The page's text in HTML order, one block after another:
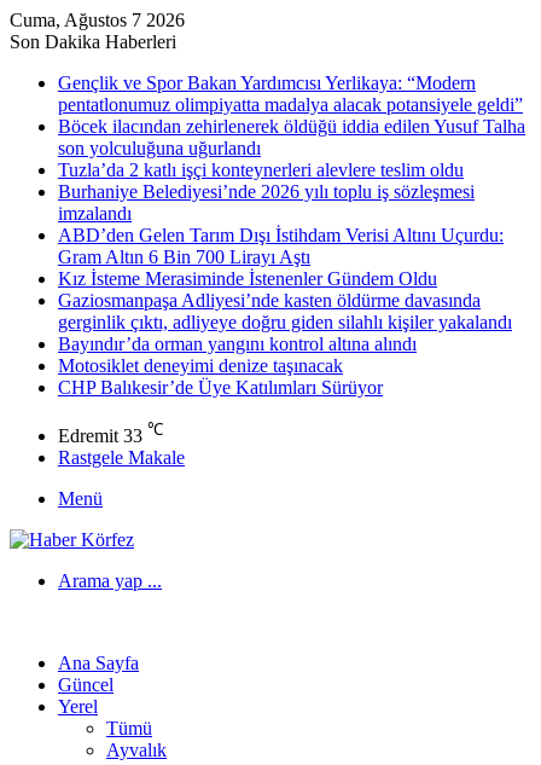
Cuma, Ağustos 7 2026
Son Dakika Haberleri
Gençlik ve Spor Bakan Yardımcısı Yerlikaya: “Modern
pentatlonumuz olimpiyatta madalya alacak potansiyele geldi”
Böcek ilacından zehirlenerek öldüğü iddia edilen Yusuf Talha
son yolculuğuna uğurlandı
Tuzla’da 2 katlı işçi konteynerleri alevlere teslim oldu
Burhaniye Belediyesi’nde 2026 yılı toplu iş sözleşmesi
imzalandı
ABD’den Gelen Tarım Dışı İstihdam Verisi Altını Uçurdu:
Gram Altın 6 Bin 700 Lirayı Aştı
Kız İsteme Merasiminde İstenenler Gündem Oldu
Gaziosmanpaşa Adliyesi’nde kasten öldürme davasında
gerginlik çıktı, adliyeye doğru giden silahlı kişiler yakalandı
Bayındır’da orman yangını kontrol altına alındı
Motosiklet deneyimi denize taşınacak
CHP Balıkesir’de Üye Katılımları Sürüyor
Edremit 33 ℃
Rastgele Makale
Menü
Arama yap ...
Ana Sayfa
Güncel
Yerel
Tümü
Ayvalık